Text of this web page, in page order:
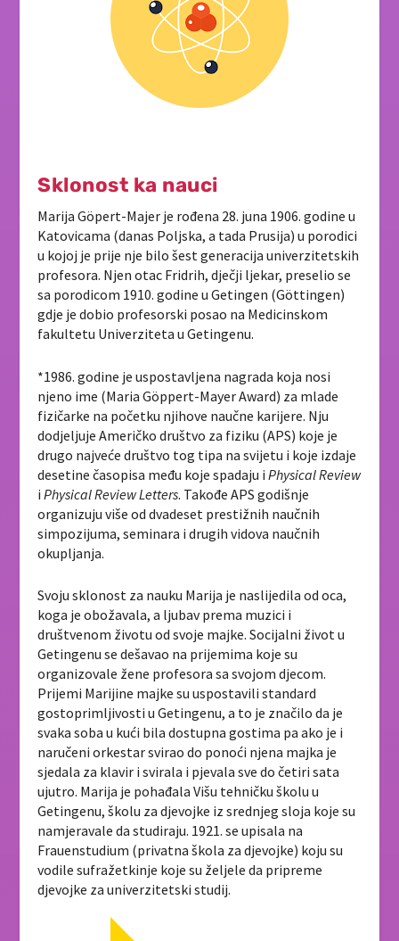
Sklonost ka nauci
Marija Göpert-Majer je rođena 28. juna 1906. godine u
Katovicama (danas Poljska, a tada Prusija) u porodici
u kojoj je prije nje bilo šest generacija univerzitetskih
profesora. Njen otac Fridrih, dječji ljekar, preselio se
sa porodicom 1910. godine u Getingen (Göttingen)
gdje je dobio profesorski posao na Medicinskom
fakultetu Univerziteta u Getingenu.
*1986. godine je uspostavljena nagrada koja nosi
njeno ime (Maria Göppert-Mayer Award) za mlade
fizičarke na početku njihove naučne karijere. Nju
dodjeljuje Američko društvo za fiziku (APS) koje je
drugo najveće društvo tog tipa na svijetu i koje izdaje
desetine časopisa među koje spadaju i Physical Review
iPhysical Review Letters. Takođe APS godišnje
organizuju više od dvadeset prestižnih naučnih
simpozijuma, seminara i drugih vidova naučnih
okupljanja.
Svoju sklonost za nauku Marija je naslijedila od oca,
koga je obožavala, a ljubav prema muzici i
društvenom životu od svoje majke. Socijalni život u
Getingenu se dešavao na prijemima koje su
organizovale žene profesora sa svojom djecom.
Prijemi Marijine majke su uspostavili standard
gostoprimljivosti u Getingenu, a to je značilo da je
svaka soba u kući bila dostupna gostima pa ako je i
naručeni orkestar svirao do ponoći njena majka je
sjedala za klavir i svirala i pjevala sve do četiri sata
ujutro. Marija je pohađala Višu tehničku školu u
Getingenu, školu za djevojke iz srednjeg sloja koje su
namjeravale da studiraju. 1921. se upisala na
Frauenstudium (privatna škola za djevojke) koju su
vodile sufražetkinje koje su željele da pripreme
djevojke za univerzitetski studij.